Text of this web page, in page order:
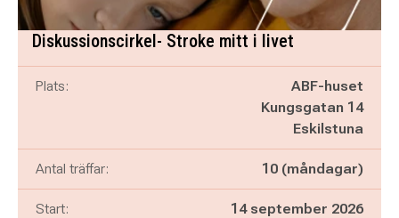
Diskussionscirkel- Stroke mitt i livet
Plats:
ABF-huset
Kungsgatan 14
Eskilstuna
Antal träffar: 10 (måndagar)
Start: 14 september 2026